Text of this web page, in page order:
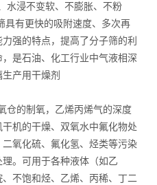
浸不变软、不膨胀、不粉
具有更快的吸附速度、多次再
强的特点，提高了分子筛的利
是石油、化工行业中气液相深
产用干燥剂
的制氧，乙烯丙烯气的深度
机的干燥、双氧水中氟化物处
氧化硫、氟化氢、烃类等污染
。可用于各种液体（如乙
不饱和烃、乙烯、丙稀、丁二